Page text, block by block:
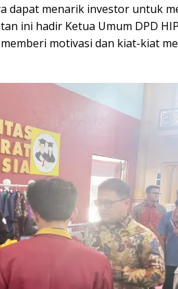
dapat menarik investor untuk
ini hadir Ketua Umum DPD
motivasi dan kiat-kiat